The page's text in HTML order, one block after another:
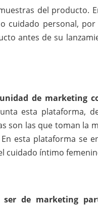
del producto.
cuidado personal,
antes de su
de marketing
esta plataforma,
son las que toman la
esta plataforma se
cuidado íntimo
ser de marketing